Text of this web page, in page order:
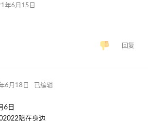
年6月15日
回复
6月18日 已编辑
6日
陪在身边